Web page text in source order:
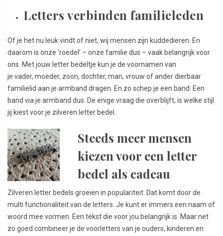
Letters verbinden familieleden
Of je het nu leuk vindt of niet, wij mensen zijn kuddedieren. En
daarom is onze ‘roedel’ – onze familie dus – vaak belangrijk voor
ons. Met jouw letter bedeltje kun je de voornamen van
je vader, moeder, zoon, dochter, man, vrouw of ander dierbaar
familielid aan je armband dragen. En zo schep je een band. Een
band via je armband dus. De enige vraag die overblijft, is welke stijl
jij kiest voor je zilveren letter bedel.
Steeds meer mensen
kiezen voor een letter
bedel als cadeau
Zilveren letter bedels groeien in populariteit. Dat komt door de
multi functionaliteit van de letters. Je kunt er immers een naam of
woord mee vormen. Een tekst die voor jou belangrijk is. Maar net
zo goed combineer je de voorletters van je ouders, kinderen en